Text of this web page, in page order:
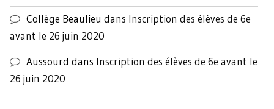
Collège Beaulieu dans Inscription des élèves de 6e
avant le 26 juin 2020
Aussourd dans Inscription des élèves de 6e avant le
26 juin 2020